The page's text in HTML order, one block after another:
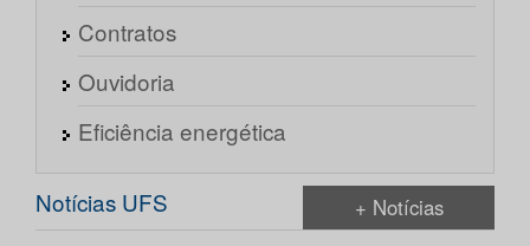
Contratos
Ouvidoria
Eficiência energética
Notícias UFS + Notícias